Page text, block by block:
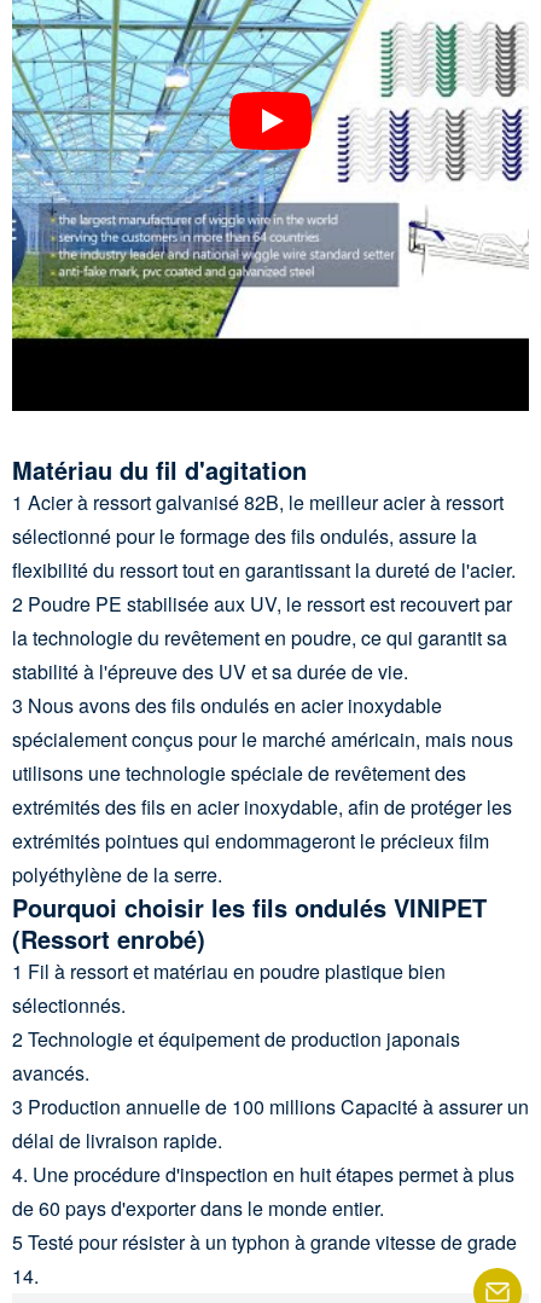
Matériau du fil d'agitation
1 Acier à ressort galvanisé 82B, le meilleur acier à ressort
sélectionné pour le formage des fils ondulés, assure la
flexibilité du ressort tout en garantissant la dureté de l'acier.
2 Poudre PE stabilisée aux UV, le ressort est recouvert par
la technologie du revêtement en poudre, ce qui garantit sa
stabilité à l'épreuve des UV et sa durée de vie.
3 Nous avons des fils ondulés en acier inoxydable
spécialement conçus pour le marché américain, mais nous
utilisons une technologie spéciale de revêtement des
extrémités des fils en acier inoxydable, afin de protéger les
extrémités pointues qui endommageront le précieux film
polyéthylène de la serre.
Pourquoi choisir les fils ondulés VINIPET
(Ressort enrobé)
1 Fil à ressort et matériau en poudre plastique bien
sélectionnés.
2 Technologie et équipement de production japonais
avancés.
3 Production annuelle de 100 millions Capacité à assurer un
délai de livraison rapide.
4. Une procédure d'inspection en huit étapes permet à plus
de 60 pays d'exporter dans le monde entier.
5 Testé pour résister à un typhon à grande vitesse de grade
14.